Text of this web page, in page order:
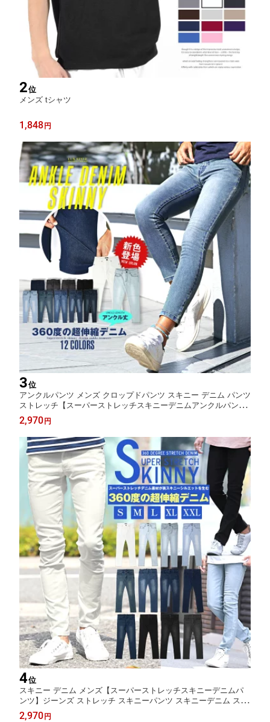
2位
メンズ tシャツ
1,848 円
3位
アンクルパンツ メンズ クロップドパンツ スキニー デニム パンツ
ストレッチ【スーパーストレッチスキニーデニムアンクルパン
ツ】ストレッチデニム スキニーデニム 9分丈 くるぶし アンクル
丈 クロップド スリム 細身 タイト フィット BITTER ビター系 大
人 ファッション
2,970 円
4位
スキニー デニム メンズ【スーパーストレッチスキニーデニムパ
ンツ】ジーンズ ストレッチ スキニーパンツ スキニーデニム スト
レッチデニム 黒 白 春 夏 秋 服
2,970 円